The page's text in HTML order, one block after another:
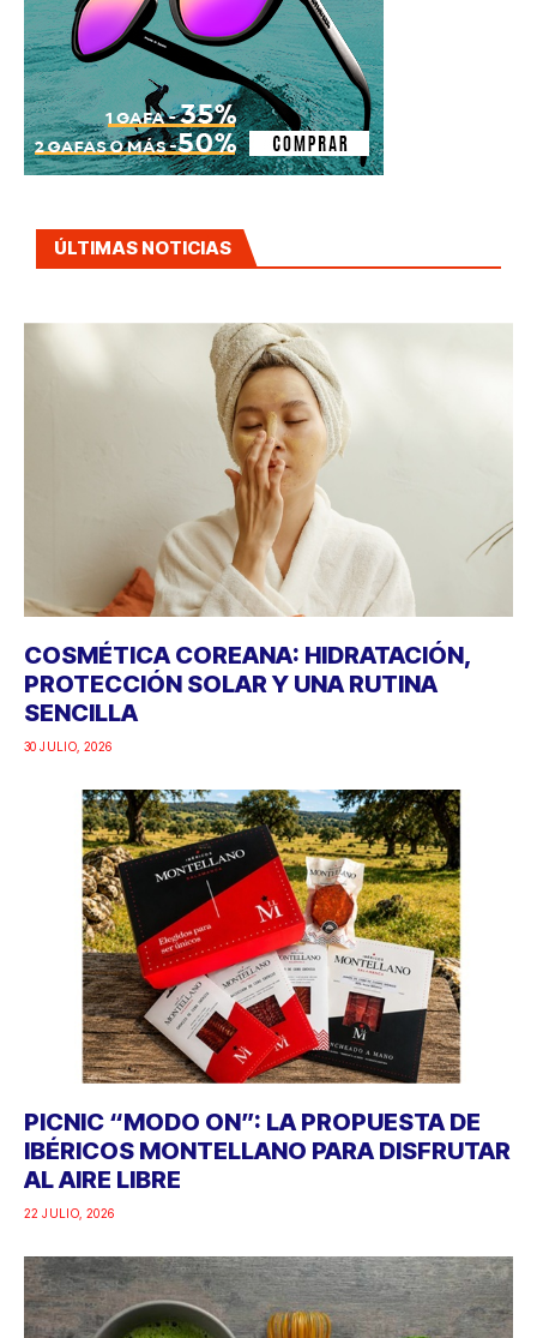
ÚLTIMAS NOTICIAS
COSMÉTICA COREANA: HIDRATACIÓN,
PROTECCIÓN SOLAR Y UNA RUTINA
SENCILLA
30 JULIO, 2026
PICNIC “MODO ON”: LA PROPUESTA DE
IBÉRICOS MONTELLANO PARA DISFRUTAR
AL AIRE LIBRE
22 JULIO, 2026